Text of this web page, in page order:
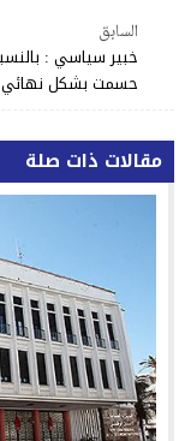
السابق
خبير سياسي :
حسمت بشكل نهائي
مقالات ذات صلة